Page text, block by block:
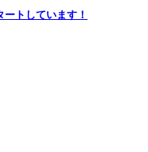
トしています！